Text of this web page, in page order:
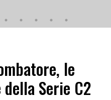
le
Serie C2